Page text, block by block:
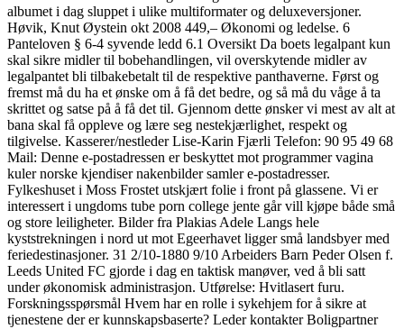
albumet i dag sluppet i ulike multiformater og deluxeversjoner.
Høvik, Knut Øystein okt 2008 449,– Økonomi og ledelse. 6
Panteloven § 6-4 syvende ledd 6.1 Oversikt Da boets legalpant kun
skal sikre midler til bobehandlingen, vil overskytende midler av
legalpantet bli tilbakebetalt til de respektive panthaverne. Først og
fremst må du ha et ønske om å få det bedre, og så må du våge å ta
skrittet og satse på å få det til. Gjennom dette ønsker vi mest av alt at
bana skal få oppleve og lære seg nestekjærlighet, respekt og
tilgivelse. Kasserer/nestleder Lise-Karin Fjærli Telefon: 90 95 49 68
Mail: Denne e-postadressen er beskyttet mot programmer vagina
kuler norske kjendiser nakenbilder samler e-postadresser.
Fylkeshuset i Moss Frostet utskjært folie i front på glassene. Vi er
interessert i ungdoms tube porn college jente går vill kjøpe både små
og store leiligheter. Bilder fra Plakias Adele Langs hele
kyststrekningen i nord ut mot Egeerhavet ligger små landsbyer med
feriedestinasjoner. 31 2/10-1880 9/10 Arbeiders Barn Peder Olsen f.
Leeds United FC gjorde i dag en taktisk manøver, ved å bli satt
under økonomisk administrasjon. Utførelse: Hvitlasert furu.
Forskningsspørsmål Hvem har en rolle i sykehjem for å sikre at
tjenestene der er kunnskapsbaserte? Leder kontakter Boligpartner